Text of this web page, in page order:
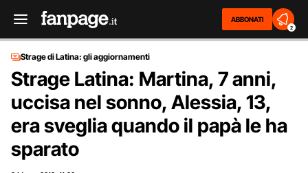
ABBONATI
2
Strage di Latina: gli aggiornamenti
Strage Latina: Martina, 7 anni,
uccisa nel sonno, Alessia, 13,
era sveglia quando il papà le ha
sparato